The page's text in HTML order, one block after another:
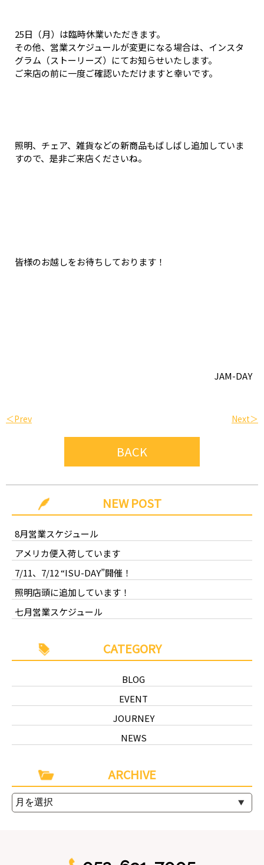
25日（月）は臨時休業いただきます。
その他、営業スケジュールが変更になる場合は、インスタ
グラム（ストーリーズ）にてお知らせいたします。
ご来店の前に一度ご確認いただけますと幸いです。
照明、チェア、雑貨などの新商品もばしばし追加していま
すので、是非ご来店くださいね。
皆様のお越しをお待ちしております！
JAM-DAY
Next＞
＜Prev
BACK
NEW POST
8月営業スケジュール
アメリカ便入荷しています
7/11、7/12 “ISU-DAY”開催！
照明店頭に追加しています！
七月営業スケジュール
CATEGORY
BLOG
EVENT
JOURNEY
NEWS
ARCHIVE